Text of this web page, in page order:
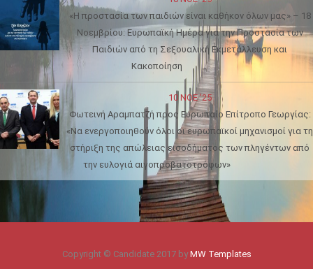
«Η προστασία των παιδιών είναι καθήκον όλων μας» – 18
Νοεμβρίου: Ευρωπαϊκή Ημέρα για την Προστασία των
Παιδιών από τη Σεξουαλική Εκμετάλλευση και
Κακοποίηση
10 ΝΟΈ '25
Φωτεινή Αραμπατζή προς Ευρωπαίο Επίτροπο Γεωργίας:
«Να ενεργοποιηθούν όλοι οι ευρωπαϊκοί μηχανισμοί για τη
στήριξη της απώλειας εισοδήματος των πληγέντων από
την ευλογιά αιγοπροβατοτρόφων»
Copyright © Candidate 2017 by MW Templates